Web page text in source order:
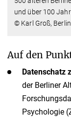
und über 100
© Karl Groß, Berlin
Auf den
Datenschatz
der Berliner
Psychologie